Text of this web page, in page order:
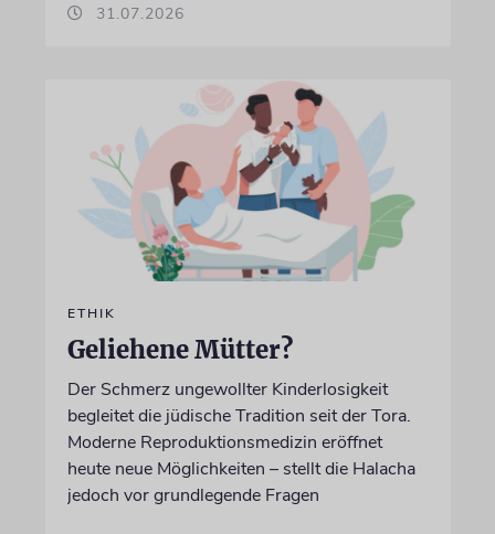
31.07.2026
ETHIK
Geliehene Mütter?
Der Schmerz ungewollter Kinderlosigkeit
begleitet die jüdische Tradition seit der Tora.
Moderne Reproduktionsmedizin eröffnet
heute neue Möglichkeiten – stellt die Halacha
jedoch vor grundlegende Fragen